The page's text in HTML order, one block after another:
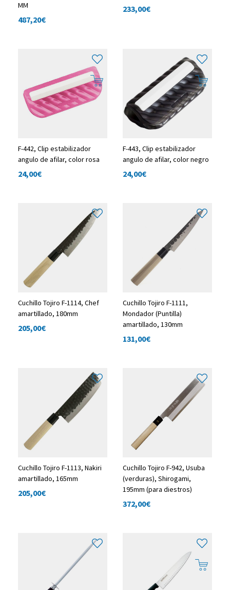
MM
487,20€
233,00€
F-442, Clip estabilizador
angulo de afilar, color rosa
24,00€
F-443, Clip estabilizador
angulo de afilar, color negro
24,00€
Cuchillo Tojiro F-1114, Chef
amartillado, 180mm
205,00€
Cuchillo Tojiro F-1111,
Mondador (Puntilla)
amartillado, 130mm
131,00€
Cuchillo Tojiro F-1113, Nakiri
amartillado, 165mm
205,00€
Cuchillo Tojiro F-942, Usuba
(verduras), Shirogami,
195mm (para diestros)
372,00€